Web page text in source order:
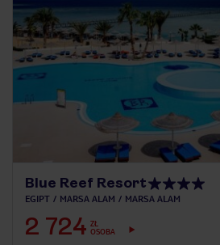
Blue Reef Resort
EGIPT MARSA ALAM MARSA ALAM
2 724 ZŁ
OSOBA